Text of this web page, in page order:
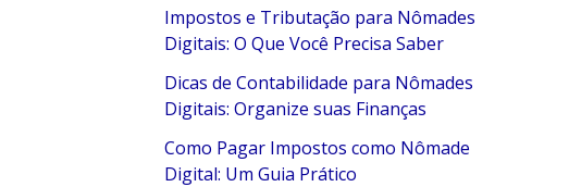
Impostos e Tributação para Nômades
Digitais: O Que Você Precisa Saber
Dicas de Contabilidade para Nômades
Digitais: Organize suas Finanças
Como Pagar Impostos como Nômade
Digital: Um Guia Prático